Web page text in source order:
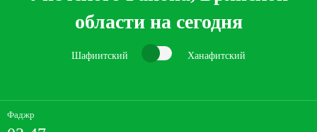
области на сегодня
Шафиитский Ханафитский
Фаджр